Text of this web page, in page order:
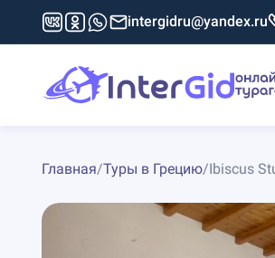
intergidru@yandex.ru
Главная/Туры в Грецию/Ibiscus